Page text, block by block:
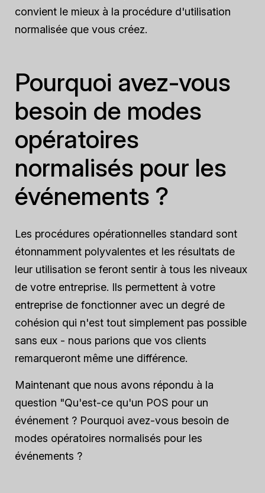
convient le mieux à la procédure d'utilisation
normalisée que vous créez.
Pourquoi avez-vous
besoin de modes
opératoires
normalisés pour les
événements ?
Les procédures opérationnelles standard sont
étonnamment polyvalentes et les résultats de
leur utilisation se feront sentir à tous les niveaux
de votre entreprise. Ils permettent à votre
entreprise de fonctionner avec un degré de
cohésion qui n'est tout simplement pas possible
sans eux - nous parions que vos clients
remarqueront même une différence.
Maintenant que nous avons répondu à la
question "Qu'est-ce qu'un POS pour un
événement ? Pourquoi avez-vous besoin de
modes opératoires normalisés pour les
événements ?